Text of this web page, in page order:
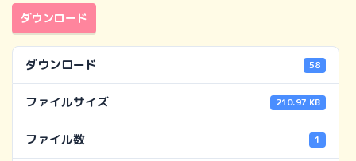
ダウンロード
ダウンロード 58
ファイルサイズ 210.97 KB
ファイル数 1